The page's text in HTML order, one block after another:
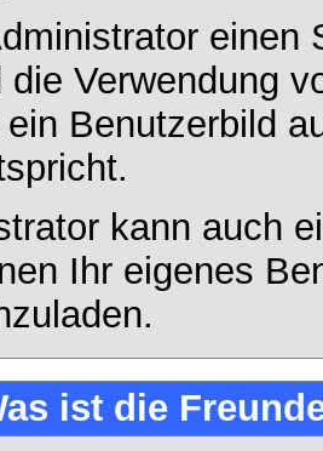
einen
die Verwendung
ein Benutzerbild
kann auch
Ihr eigenes
ist die